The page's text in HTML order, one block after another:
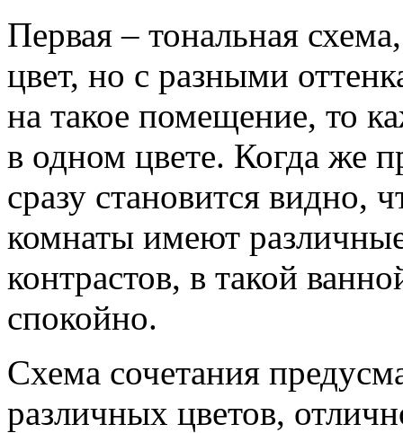
Первая – тональная
цвет, но с разными
на такое помещение, то
в одном цвете. Когда же
сразу становится видно,
комнаты имеют
контрастов, в такой
спокойно.
Схема сочетания
различных цветов,